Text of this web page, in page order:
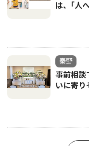
は、｢人
秦野
事前相
いに寄り